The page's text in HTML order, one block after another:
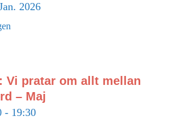
2026
Vi pratar om allt mellan
– Maj
- 19:30